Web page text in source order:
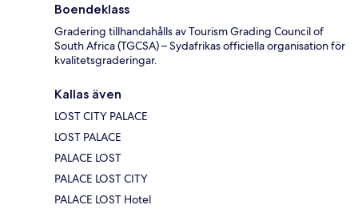
Boendeklass
Gradering tillhandahålls av Tourism Grading Council of
South Africa (TGCSA) – Sydafrikas officiella organisation för
kvalitetsgraderingar.
Kallas även
LOST CITY PALACE
LOST PALACE
PALACE LOST
PALACE LOST CITY
PALACE LOST Hotel